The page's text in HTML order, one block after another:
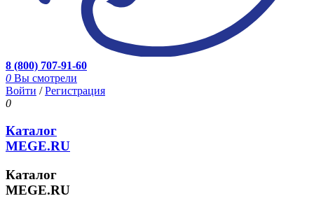
8 (800) 707-91-60
0 Вы смотрели
Войти /Регистрация
0
Каталог
MEGE.RU
Каталог
MEGE.RU